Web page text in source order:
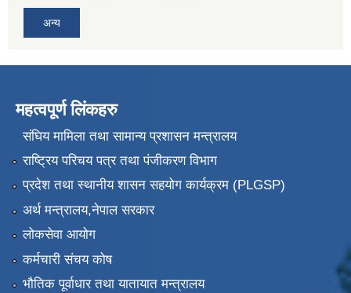
अन्य
महत्वपूर्ण लिंकहरु
संघिय मामिला तथा सामान्य प्रशासन मन्त्रालय
राष्ट्रिय परिचय पत्र तथा पंजीकरण विभाग
प्रदेश तथा स्थानीय शासन सहयोग कार्यक्रम (PLGSP)
अर्थ मन्त्रालय,नेपाल सरकार
लोकसेवा आयोग
कर्मचारी संचय कोष
भौतिक पूर्वाधार तथा यातायात मन्त्रालय